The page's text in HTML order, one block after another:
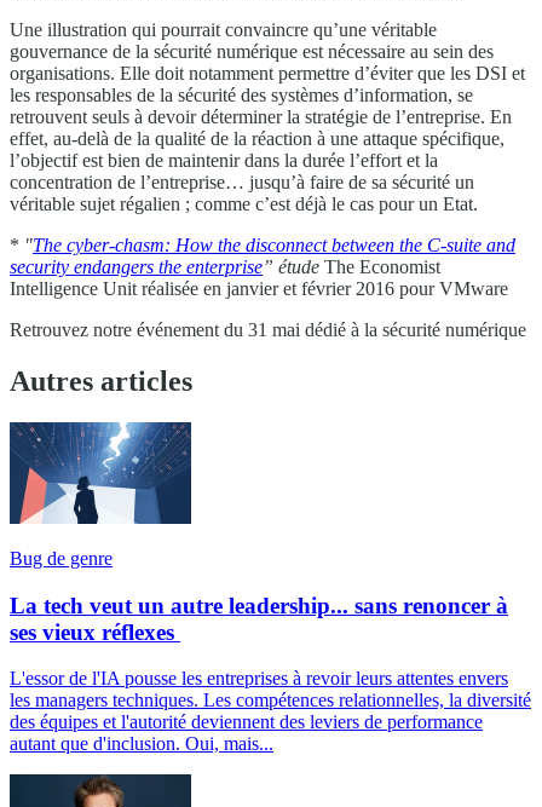
Une illustration qui pourrait convaincre qu’une véritable
gouvernance de la sécurité numérique est nécessaire au sein des
organisations. Elle doit notamment permettre d’éviter que les DSI et
les responsables de la sécurité des systèmes d’information, se
retrouvent seuls à devoir déterminer la stratégie de l’entreprise. En
effet, au-delà de la qualité de la réaction à une attaque spécifique,
l’objectif est bien de maintenir dans la durée l’effort et la
concentration de l’entreprise… jusqu’à faire de sa sécurité un
véritable sujet régalien ; comme c’est déjà le cas pour un Etat.
* "The cyber-chasm: How the disconnect between the C-suite and
security endangers the enterprise” étude The Economist
Intelligence Unit réalisée en janvier et février 2016 pour VMware
Retrouvez notre événement du 31 mai dédié à la sécurité numérique
Autres articles
Bug de genre
La tech veut un autre leadership... sans renoncer à
ses vieux réflexes
L'essor de l'IA pousse les entreprises à revoir leurs attentes envers
les managers techniques. Les compétences relationnelles, la diversité
des équipes et l'autorité deviennent des leviers de performance
autant que d'inclusion. Oui, mais...